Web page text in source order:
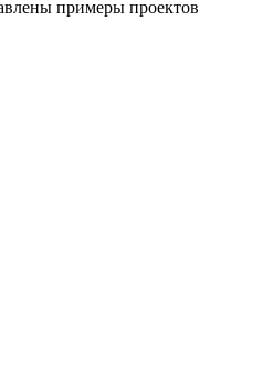
примеры проектов